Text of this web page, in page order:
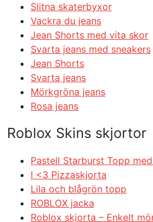
Slitna skaterbyxor
Vackra du jeans
Jean Shorts med vita skor
Svarta jeans med sneakers
Jean Shorts
Svarta jeans
Mörkgröna jeans
Rosa jeans
Roblox Skins skjortor
Pastell Starburst Topp
I <3 Pizzaskjorta
Lila och blågrön topp
ROBLOX jacka
Roblox skjorta – Enkelt